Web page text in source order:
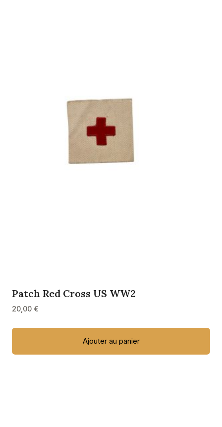
Patch Red Cross US WW2
20,00 €
Ajouter au panier